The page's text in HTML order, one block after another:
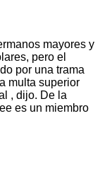
mayores y
pero el
por una trama
multa superior
, dijo. De la
es un miembro